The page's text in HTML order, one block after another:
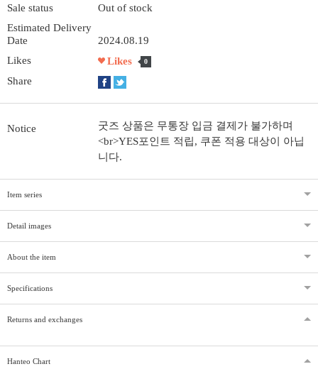
Sale status
Out of stock
Estimated Delivery
Date
2024.08.19
Likes
Likes 0
Share
Notice
굿즈 상품은 무통장 입금 결제가 불가하며
<br>YES포인트 적립, 쿠폰 적용 대상이 아닙
니다.
Item series
Detail images
About the item
Specifications
Returns and exchanges
Hanteo Chart